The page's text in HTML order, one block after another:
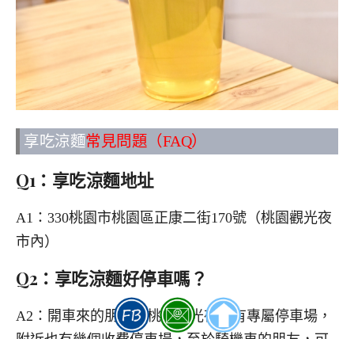
享吃涼麵常見問題（FAQ）
Q1：享吃涼麵地址
A1：330桃園市桃園區正康二街170號（桃園觀光夜
市內）
Q2：享吃涼麵好停車嗎？
A2：開車來的朋友，桃園觀光夜市有專屬停車場，